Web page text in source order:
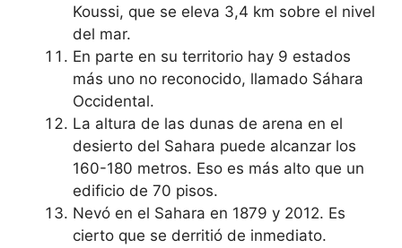
Koussi, que se eleva 3,4 km sobre el nivel
del mar.
En parte en su territorio hay 9 estados
más uno no reconocido, llamado Sáhara
Occidental.
La altura de las dunas de arena en el
desierto del Sahara puede alcanzar los
160-180 metros. Eso es más alto que un
edificio de 70 pisos.
Nevó en el Sahara en 1879 y 2012. Es
cierto que se derritió de inmediato.